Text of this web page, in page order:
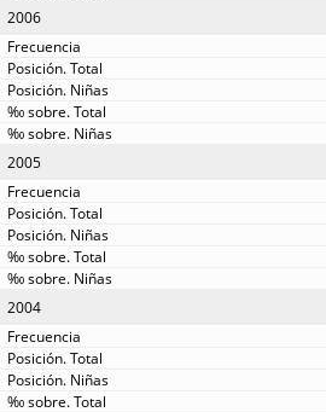
2006
2005
2004